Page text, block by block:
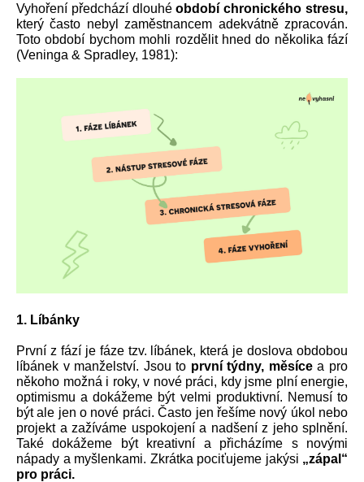
Vyhoření předchází dlouhé období chronického stresu,
který často nebyl zaměstnancem adekvátně zpracován.
Toto období bychom mohli rozdělit hned do několika fází
(Veninga & Spradley, 1981):
1. Líbánky
První z fází je fáze tzv. líbánek, která je doslova obdobou
líbánek v manželství. Jsou to první týdny, měsíce a pro
někoho možná i roky, v nové práci, kdy jsme plní energie,
optimismu a dokážeme být velmi produktivní. Nemusí to
být ale jen o nové práci. Často jen řešíme nový úkol nebo
projekt a zažíváme uspokojení a nadšení z jeho splnění.
Také dokážeme být kreativní a přicházíme s novými
nápady a myšlenkami. Zkrátka pociťujeme jakýsi „zápal“
pro práci.